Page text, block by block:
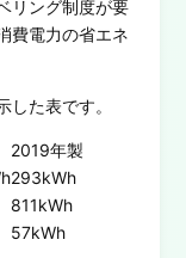
リング制度が要
費電力の省エネ
た表です。
2019年製
293kWh
811kWh
57kWh